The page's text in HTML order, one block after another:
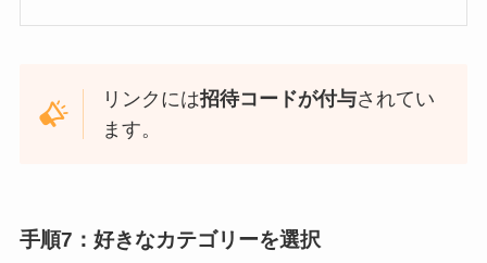
リンクには招待コードが付与されてい
ます。
手順7：好きなカテゴリーを選択